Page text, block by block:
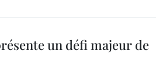
un défi majeur de